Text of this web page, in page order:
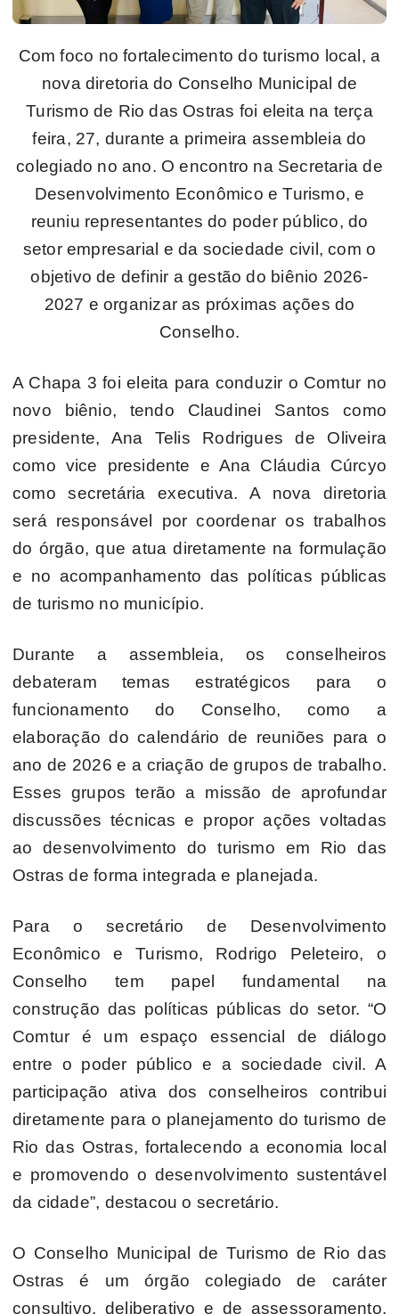
Com foco no fortalecimento do turismo local, a
nova diretoria do Conselho Municipal de
Turismo de Rio das Ostras foi eleita na terça
feira, 27, durante a primeira assembleia do
colegiado no ano. O encontro na Secretaria de
Desenvolvimento Econômico e Turismo, e
reuniu representantes do poder público, do
setor empresarial e da sociedade civil, com o
objetivo de definir a gestão do biênio 2026-
2027 e organizar as próximas ações do
Conselho.
A Chapa 3 foi eleita para conduzir o Comtur no
novo biênio, tendo Claudinei Santos como
presidente, Ana Telis Rodrigues de Oliveira
como vice presidente e Ana Cláudia Cúrcyo
como secretária executiva. A nova diretoria
será responsável por coordenar os trabalhos
do órgão, que atua diretamente na formulação
e no acompanhamento das políticas públicas
de turismo no município.
Durante a assembleia, os conselheiros
debateram temas estratégicos para o
funcionamento do Conselho, como a
elaboração do calendário de reuniões para o
ano de 2026 e a criação de grupos de trabalho.
Esses grupos terão a missão de aprofundar
discussões técnicas e propor ações voltadas
ao desenvolvimento do turismo em Rio das
Ostras de forma integrada e planejada.
Para o secretário de Desenvolvimento
Econômico e Turismo, Rodrigo Peleteiro, o
Conselho tem papel fundamental na
construção das políticas públicas do setor. “O
Comtur é um espaço essencial de diálogo
entre o poder público e a sociedade civil. A
participação ativa dos conselheiros contribui
diretamente para o planejamento do turismo de
Rio das Ostras, fortalecendo a economia local
e promovendo o desenvolvimento sustentável
da cidade”, destacou o secretário.
O Conselho Municipal de Turismo de Rio das
Ostras é um órgão colegiado de caráter
consultivo, deliberativo e de assessoramento,